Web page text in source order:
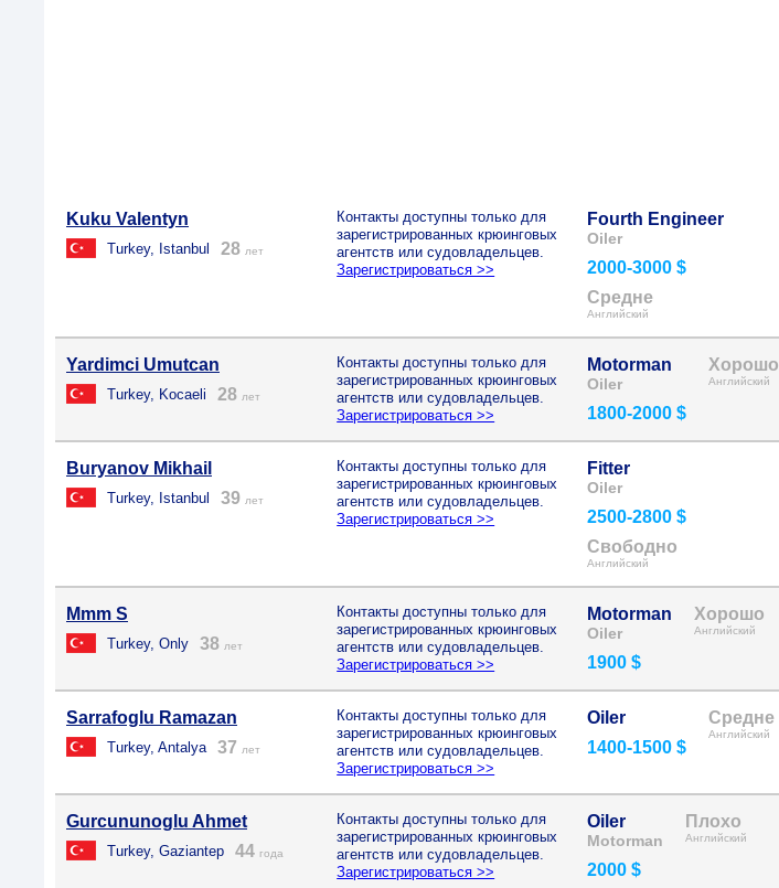
Kuku Valentyn
Turkey, Istanbul 28 лет
Контакты доступны только для
зарегистрированных крюинговых
агентств или судовладельцев.
Зарегистрироваться >>
Fourth Engineer
Oiler
2000-3000 $
Средне
Английский
Yardimci Umutcan
Turkey, Kocaeli 28 лет
Контакты доступны только для
зарегистрированных крюинговых
агентств или судовладельцев.
Зарегистрироваться >>
Motorman
Oiler
1800-2000 $
Хорошо
Английский
Buryanov Mikhail
Turkey, Istanbul 39 лет
Контакты доступны только для
зарегистрированных крюинговых
агентств или судовладельцев.
Зарегистрироваться >>
Fitter
Oiler
2500-2800 $
Свободно
Английский
Mmm S
Turkey, Only 38 лет
Контакты доступны только для
зарегистрированных крюинговых
агентств или судовладельцев.
Зарегистрироваться >>
Motorman
Oiler
1900 $
Хорошо
Английский
Sarrafoglu Ramazan
Turkey, Antalya 37 лет
Контакты доступны только для
зарегистрированных крюинговых
агентств или судовладельцев.
Зарегистрироваться >>
Oiler
1400-1500 $
Средне
Английский
Gurcununoglu Ahmet
Turkey, Gaziantep 44 года
Контакты доступны только для
зарегистрированных крюинговых
агентств или судовладельцев.
Зарегистрироваться >>
Oiler
Motorman
2000 $
Плохо
Английский